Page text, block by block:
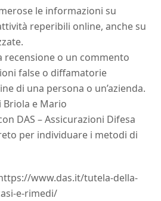
le informazioni su
reperibili online, anche su
recensione o un commento
false o diffamatorie
di una persona o un’azienda.
Briola e Mario
DAS – Assicurazioni Difesa
per individuare i metodi di
https://www.das.it/tutela-della-
e-rimedi/